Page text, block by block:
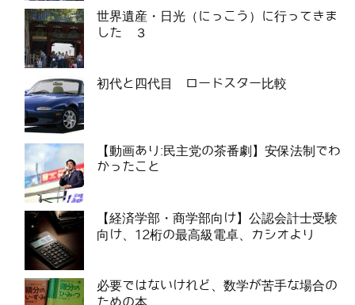
世界遺産・日光（にっこう）に行ってきま
した ３
初代と四代目 ロードスター比較
【動画あり:民主党の茶番劇】安保法制でわ
かったこと
【経済学部・商学部向け】公認会計士受験
向け、12桁の最高級電卓、カシオより
必要ではないけれど、数学が苦手な場合の
ための本